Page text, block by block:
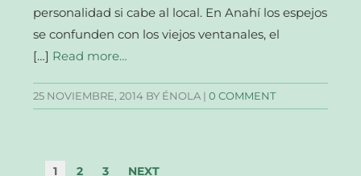
personalidad si cabe al local. En Anahí los espejos
se confunden con los viejos ventanales, el
[…] Read more…
25 NOVIEMBRE, 2014 BY ÉNOLA |0 COMMENT
1 2 3 NEXT